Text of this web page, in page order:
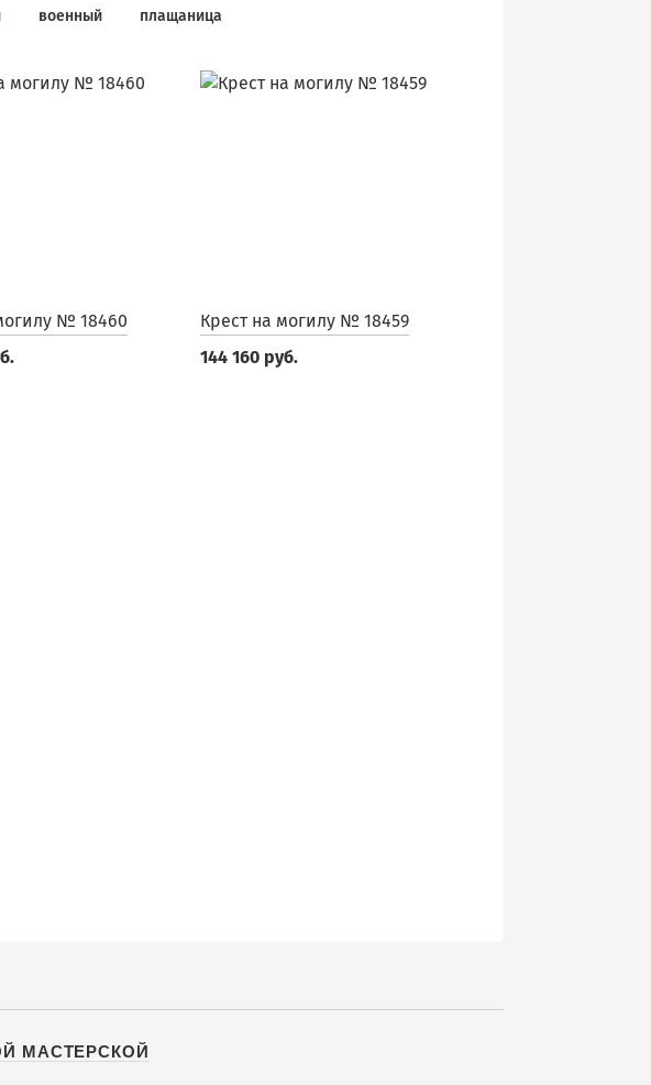
военный плащаница
№ 18460
Крест на могилу № 18459
144 160 руб.
МАСТЕРСКОЙ